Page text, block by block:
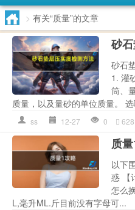
> 有关“质量”的文章
砂
砂石
1. 灌
筒、
质量，以及量砂的单位质量。
ss 12-27 0 628
质
以下
惑 【
怎么
L,毫升ML.斤目前没有字母可...